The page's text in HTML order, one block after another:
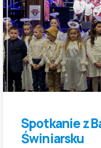
Spotkanie z
Świniarsku